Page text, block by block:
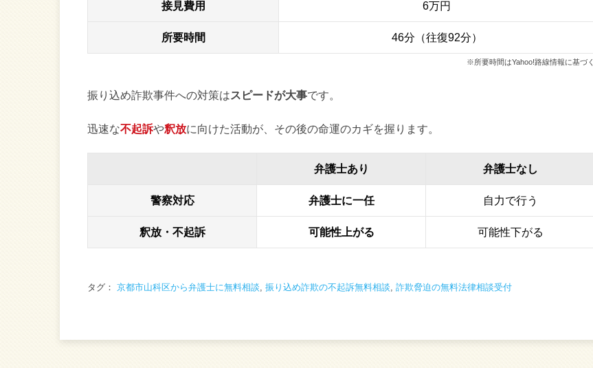
接見費用 6万円
所要時間 46分（往復92分）
※所要時間はYahoo!路線情報に基づく
振り込め詐欺事件への対策はスピードが大事です。
迅速な不起訴や釈放に向けた活動が、その後の命運のカギを握ります。
弁護士あり 弁護士なし
警察対応 弁護士に一任 自力で行う
釈放・不起訴 可能性上がる 可能性下がる
タグ： 京都市山科区から弁護士に無料相談 振り込め詐欺の不起訴無料相談 詐欺脅迫の無料法律相談受付